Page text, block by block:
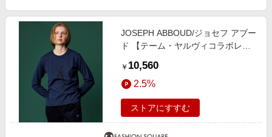
旅行・レジャー・ホテル予約
生活・お役立ち
金融・マネー・保険
デジタルコンテンツ
ビジネス・その他サービス
Apple公式サイト×楽天カード分割払い
Qoo10メガポ
Samsung ボーナスキャンペーン
週末の高還元 夏の長期版
JOSEPH ABBOUD/ジョセフ アブー
ド 【テーム・ヤルヴィコラボレー
グレース天竺 ロングスリーブ Tシ
ャツ ネイビー系 S
￥ 10,560
2.5%
ストアにすすむ